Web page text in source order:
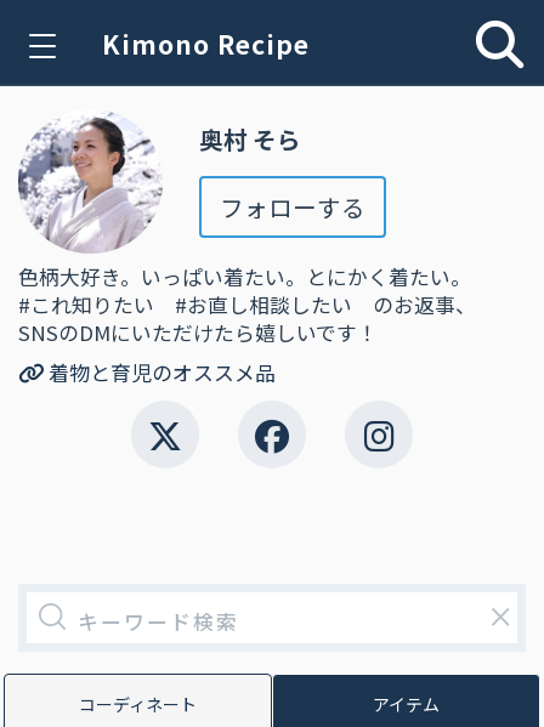
Kimono Recipe
奥村 そら
フォローする
色柄大好き。いっぱい着たい。とにかく着たい。
#これ知りたい #お直し相談したい のお返事、
SNSのDMにいただけたら嬉しいです！
着物と育児のオススメ品
×
コーディネート アイテム